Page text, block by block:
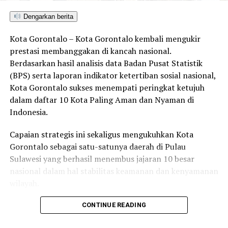
minggu lalu Pemprov telah mentransfer dana sebesar
Rp1,3 miliaryang digunakan untuk pencetakan surat
suara.
“Silakan dicek juga ke Pemda Gorut apakah dana Rp6
miliar sudah tersedia dalam APBD mereka,” tutupnya.
memberikan perhatian serius terhadap kelancaran
pelaksanaan PSU, agar proses demokrasi di Gorontalo
Utara tidak terganggu dan berjalan sesuai dengan jadwal
yang telah ditetapkan.
FEMMY UDOKI
KETUA DPRD PROVINSI GORONTALO
PSU GORUT
Dengarkan berita
Kota Gorontalo – Kota Gorontalo kembali mengukir
prestasi membanggakan di kancah nasional.
Berdasarkan hasil analisis data Badan Pusat Statistik
(BPS) serta laporan indikator ketertiban sosial nasional,
Kota Gorontalo sukses menempati peringkat ketujuh
dalam daftar 10 Kota Paling Aman dan Nyaman di
Indonesia.
Capaian strategis ini sekaligus mengukuhkan Kota
Gorontalo sebagai satu-satunya daerah di Pulau
Sulawesi yang berhasil menembus jajaran 10 besar
nasional dalam hal stabilitas keamanan dan kenyamanan
Sebagai pusat pemerintahan, pertumbuhan ekonomi,
CONTINUE READING